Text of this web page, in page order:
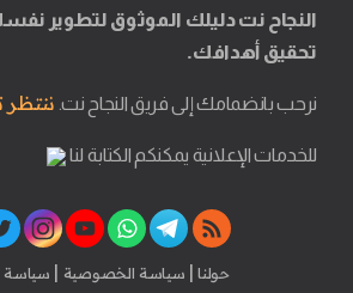
النجاح نت دليلك الموثوق لتطوير
تحقيق أهدافك.
نرحب بانضمامك إلى فريق النجاح نت. ننتظر
للخدمات الإعلانية يمكنكم الكتابة لنا
حولنا | سياسة الخصوصية | سياسة